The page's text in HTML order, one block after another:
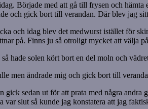
Började med att gå till frysen och
och gick bort till verandan. Där blev jag
och idag blev det medwurst istället för
på. Finns ju så otroligt mycket att välja
så hade solen kört bort en del moln och
men ändrade mig och gick bort till
gick sedan ut för att prata med några
var slut så kunde jag konstatera att jag